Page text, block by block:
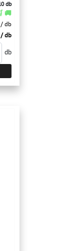
db
🚚
/ db
/ db
db